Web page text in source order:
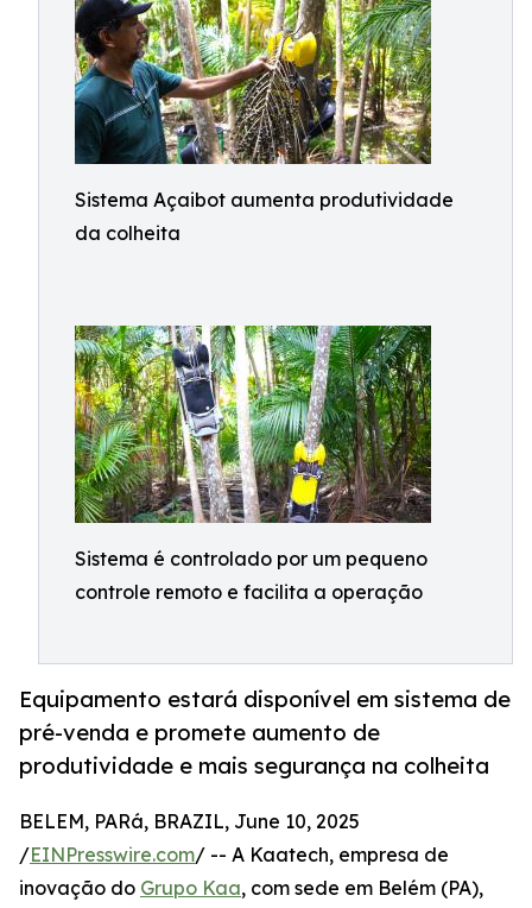
Sistema Açaibot aumenta produtividade
da colheita
Sistema é controlado por um pequeno
controle remoto e facilita a operação
Equipamento estará disponível em sistema de
pré-venda e promete aumento de
produtividade e mais segurança na colheita
BELEM, PARá, BRAZIL, June 10, 2025
/EINPresswire.com/ -- A Kaatech, empresa de
inovação do Grupo Kaa, com sede em Belém (PA),